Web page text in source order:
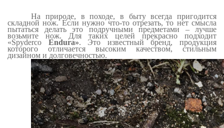
На природе, в походе, в быту всегда пригодится
складной нож. Если нужно что-то отрезать, то нет смысла
пытаться делать это подручными предметами – лучше
возьмите нож. Для таких целей прекрасно подходит
«Spyderco Endura». Это известный бренд, продукция
которого отличается высоким качеством, стильным
дизайном и долговечностью.